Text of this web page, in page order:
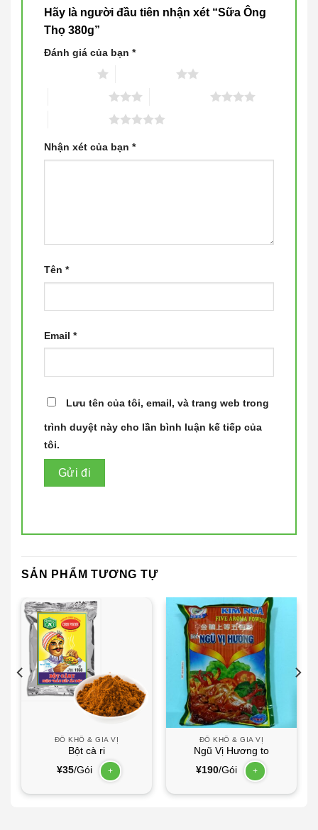
Hãy là người đầu tiên nhận xét “Sữa Ông
Thọ 380g”
Đánh giá của bạn *
Nhận xét của bạn *
Tên *
Email *
Lưu tên của tôi, email, và trang web trong
trình duyệt này cho lần bình luận kế tiếp của
tôi.
SẢN PHẨM TƯƠNG TỰ
ĐỒ KHÔ & GIA VỊ
Bột cà ri
¥35/Gói +
ĐỒ KHÔ & GIA VỊ
Ngũ Vị Hương to
¥190/Gói +